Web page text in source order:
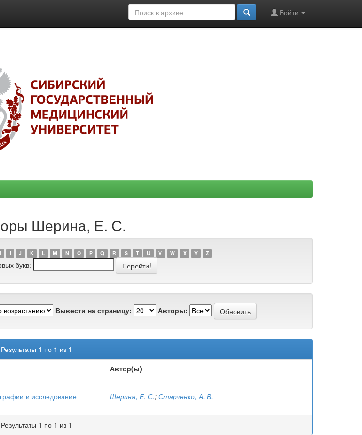
Войти
Шерина, Е. С.
I J K L M N O P Q R S T U V W X Y Z
букв:
Вывести на страницу: Авторы:
Результаты 1 по 1 из 1
Автор(ы)
и исследование
Шерина, Е. С.; Старченко, А. В.
Результаты 1 по 1 из 1